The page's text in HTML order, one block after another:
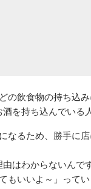
飲食物の持ち込み
を持ち込んでいる
なるため、勝手に
はわからないんで
もいいよ～」って